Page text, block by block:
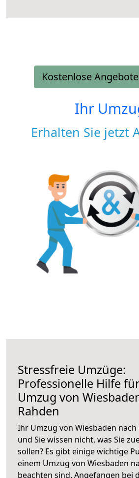
Kostenlose
Ihr
Erhalten Sie jetzt
Stressfreie Umzüge:
Professionelle Hilfe
Umzug von
Rahden
Ihr Umzug von Wiesbaden nach
und Sie wissen nicht, was Sie
sollen? Es gibt einige wichtige
einem Umzug von Wiesbaden
beachten sind. Angefangen bei